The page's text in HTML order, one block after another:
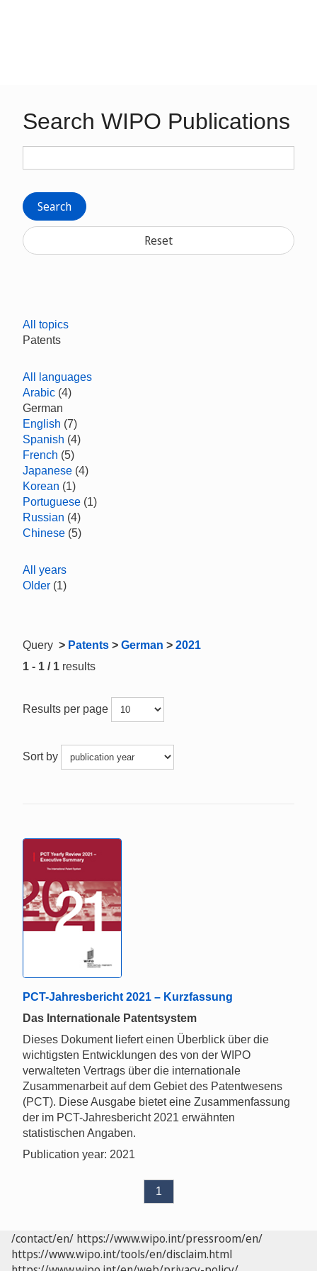
Search WIPO Publications
Search
Reset
All topics
Patents
All languages
Arabic (4)
German
English (7)
Spanish (4)
French (5)
Japanese (4)
Korean (1)
Portuguese (1)
Russian (4)
Chinese (5)
All years
Older (1)
Query > Patents > German > 2021
1 - 1 / 1 results
Results per page
Sort by
PCT-Jahresbericht 2021 – Kurzfassung
Das Internationale Patentsystem
Dieses Dokument liefert einen Überblick über die
wichtigsten Entwicklungen des von der WIPO
verwalteten Vertrags über die internationale
Zusammenarbeit auf dem Gebiet des Patentwesens
(PCT). Diese Ausgabe bietet eine Zusammenfassung
der im PCT-Jahresbericht 2021 erwähnten
statistischen Angaben.
Publication year: 2021
1
/contact/en/ https://www.wipo.int/pressroom/en/
https://www.wipo.int/tools/en/disclaim.html